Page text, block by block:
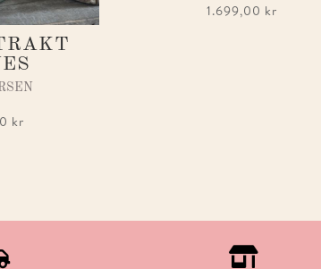
kr
1.699,00 kr
